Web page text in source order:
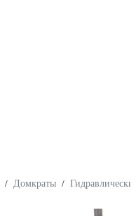
/ Домкраты /